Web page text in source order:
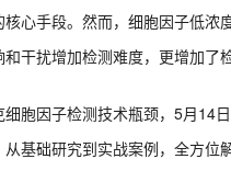
心手段。然而，细胞因子低
干扰增加检测难度，更增加了
胞因子检测技术瓶颈，5月14
基础研究到实战案例，全方位